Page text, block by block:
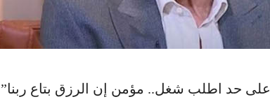
حد اطلب شغل.. مؤمن إن الرزق بتاع ربنا”